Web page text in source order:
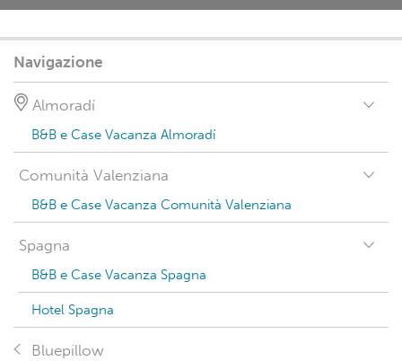
Navigazione
Almoradí
B&B e Case Vacanza Almoradí
Comunità Valenziana
B&B e Case Vacanza Comunità Valenziana
Spagna
B&B e Case Vacanza Spagna
Hotel Spagna
Bluepillow